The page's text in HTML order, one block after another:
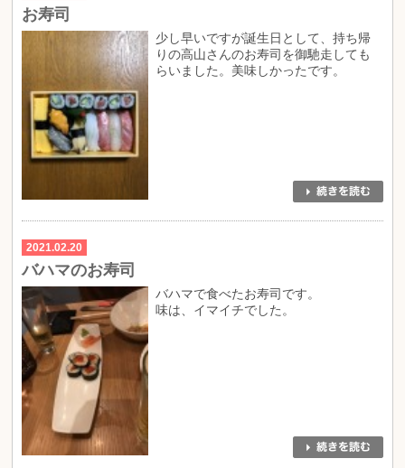
お寿司
少し早いですが誕生日として、持ち帰
りの高山さんのお寿司を御馳走しても
らいました。美味しかったです。
2021.02.20
バハマのお寿司
バハマで食べたお寿司です。
味は、イマイチでした。